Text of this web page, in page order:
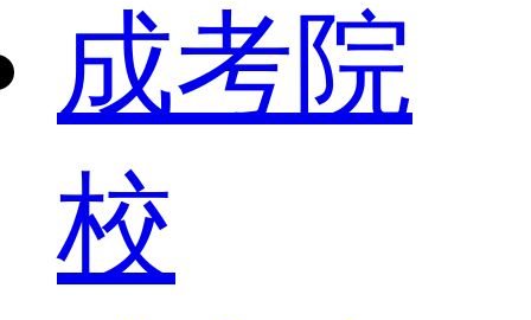
成考院
校